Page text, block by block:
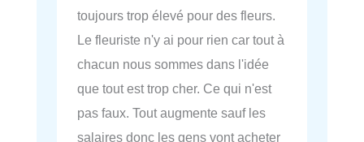
toujours trop élevé pour des fleurs.
Le fleuriste n'y ai pour rien car tout à
chacun nous sommes dans l'idée
que tout est trop cher. Ce qui n'est
pas faux. Tout augmente sauf les
salaires donc les gens vont acheter